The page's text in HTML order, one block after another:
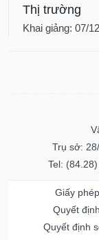
Thị trường
Khai giảng: 07/
Trụ sở:
Tel:
Giấy
Quyết
Quyết định